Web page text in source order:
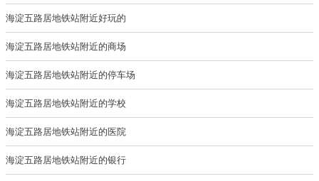
海淀五路居地铁站附近好玩的
海淀五路居地铁站附近的商场
海淀五路居地铁站附近的停车场
海淀五路居地铁站附近的学校
海淀五路居地铁站附近的医院
海淀五路居地铁站附近的银行